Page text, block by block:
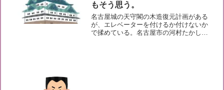
もそう思う。
名古屋城の天守閣の木造復元計画がある
が、エレベーターを付けるか付けないか
で揉めている。名古屋市の河村たかし市